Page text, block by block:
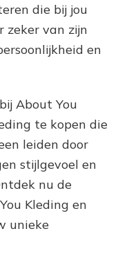
die bij jou
zeker van zijn
en
About You
te kopen die
leiden door
stijlgevoel en
nu de
Kleding en
unieke